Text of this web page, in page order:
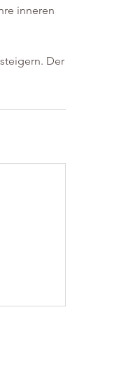
inneren
Der